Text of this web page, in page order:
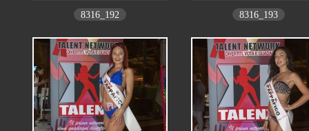
8316_192 8316_193